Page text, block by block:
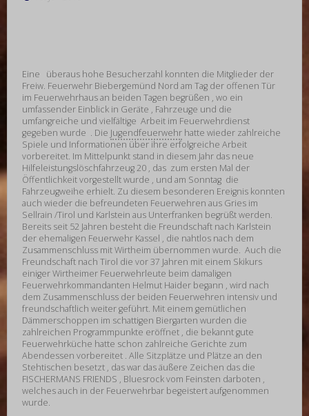
Eine überaus hohe Besucherzahl konnten die Mitglieder der
Freiw. Feuerwehr Biebergemünd Nord am Tag der offenen Tür
im Feuerwehrhaus an beiden Tagen begrüßen , wo ein
umfassender Einblick in Geräte , Fahrzeuge und die
umfangreiche und vielfältige Arbeit im Feuerwehrdienst
gegeben wurde . Die Jugendfeuerwehr hatte wieder zahlreiche
Spiele und Informationen über ihre erfolgreiche Arbeit
vorbereitet. Im Mittelpunkt stand in diesem Jahr das neue
Hilfeleistungslöschfahrzeug 20 , das zum ersten Mal der
Öffentlichkeit vorgestellt wurde , und am Sonntag die
Fahrzeugweihe erhielt. Zu diesem besonderen Ereignis konnten
auch wieder die befreundeten Feuerwehren aus Gries im
Sellrain /Tirol und Karlstein aus Unterfranken begrüßt werden.
Bereits seit 52 Jahren besteht die Freundschaft nach Karlstein
der ehemaligen Feuerwehr Kassel , die nahtlos nach dem
Zusammenschluss mit Wirtheim übernommen wurde. Auch die
Freundschaft nach Tirol die vor 37 Jahren mit einem Skikurs
einiger Wirtheimer Feuerwehrleute beim damaligen
Feuerwehrkommandanten Helmut Haider begann , wird nach
dem Zusammenschluss der beiden Feuerwehren intensiv und
freundschaftlich weiter geführt. Mit einem gemütlichen
Dämmerschoppen im schattigen Biergarten wurden die
zahlreichen Programmpunkte eröffnet , die bekannt gute
Feuerwehrküche hatte schon zahlreiche Gerichte zum
Abendessen vorbereitet . Alle Sitzplätze und Plätze an den
Stehtischen besetzt , das war das äußere Zeichen das die
FISCHERMANS FRIENDS , Bluesrock vom Feinsten darboten ,
welches auch in der Feuerwehrbar begeistert aufgenommen
wurde.